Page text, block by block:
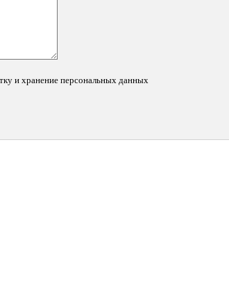
и хранение персональных данных